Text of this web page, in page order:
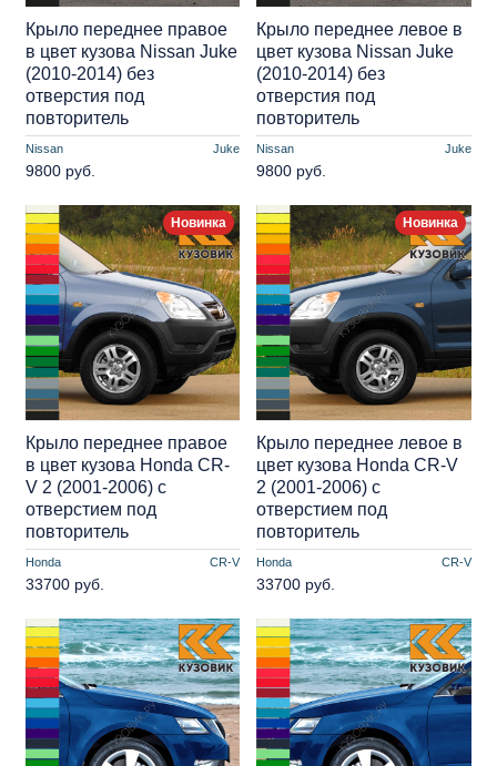
Nissan Juke
Крыло переднее правое
в цвет кузова Nissan Juke
(2010-2014) без
отверстия под
повторитель
9800 руб.
Nissan Juke
Крыло переднее левое в
цвет кузова Nissan Juke
(2010-2014) без
отверстия под
повторитель
9800 руб.
Новинка
Honda CR-V
Крыло переднее правое
в цвет кузова Honda CR-
V 2 (2001-2006) с
отверстием под
повторитель
33700 руб.
Новинка
Honda CR-V
Крыло переднее левое в
цвет кузова Honda CR-V
2 (2001-2006) с
отверстием под
повторитель
33700 руб.